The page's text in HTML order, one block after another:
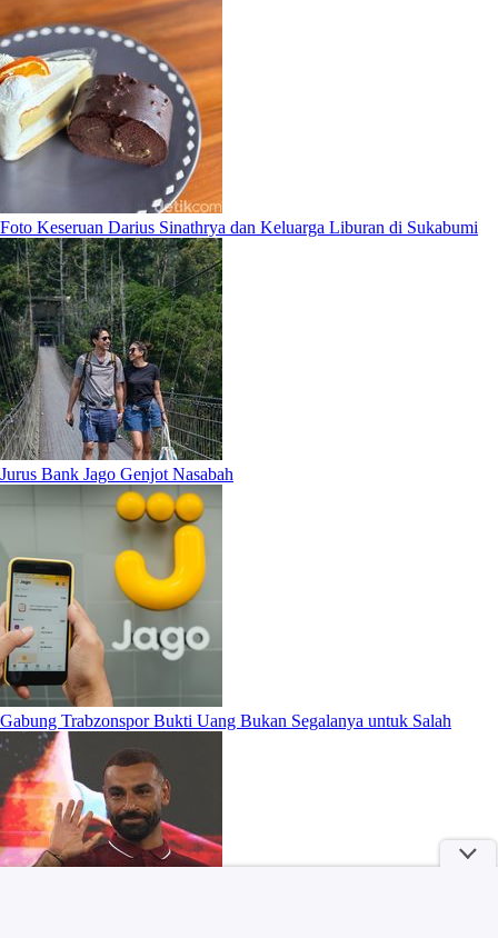
Foto Keseruan Darius Sinathrya dan Keluarga Liburan di Sukabumi
Jurus Bank Jago Genjot Nasabah
Gabung Trabzonspor Bukti Uang Bukan Segalanya untuk Salah